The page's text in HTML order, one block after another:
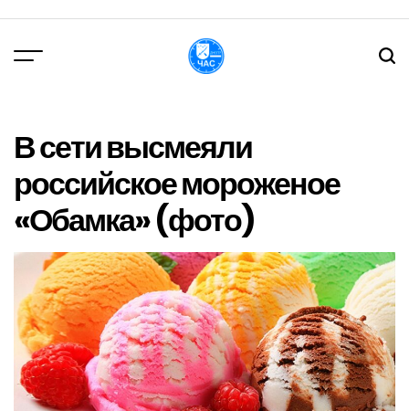
вмісту
В сети высмеяли
российское мороженое
«Обамка» (фото)